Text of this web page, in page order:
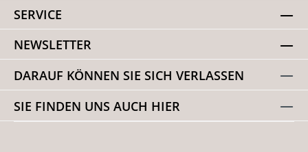
SERVICE
NEWSLETTER
DARAUF KÖNNEN SIE SICH VERLASSEN
SIE FINDEN UNS AUCH HIER